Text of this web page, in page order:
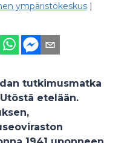
ympäristökeskus |
tutkimusmatka
etelään.